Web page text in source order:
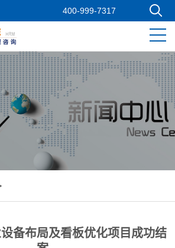
400-999-7317
备布局及看板优化项目成功结